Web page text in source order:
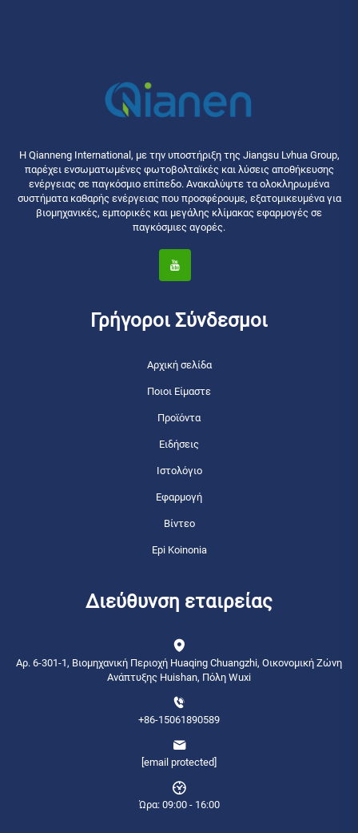
Η Qianneng International, με την υποστήριξη της Jiangsu Lvhua Group,
παρέχει ενσωματωμένες φωτοβολταϊκές και λύσεις αποθήκευσης
ενέργειας σε παγκόσμιο επίπεδο. Ανακαλύψτε τα ολοκληρωμένα
συστήματα καθαρής ενέργειας που προσφέρουμε, εξατομικευμένα για
βιομηχανικές, εμπορικές και μεγάλης κλίμακας εφαρμογές σε
παγκόσμιες αγορές.
Γρήγοροι Σύνδεσμοι
Αρχική σελίδα
Ποιοι Είμαστε
Προϊόντα
Ειδήσεις
Ιστολόγιο
Εφαρμογή
Βίντεο
Epi Koinonia
Διεύθυνση εταιρείας
Αρ. 6-301-1, Βιομηχανική Περιοχή Huaqing Chuangzhi, Οικονομική Ζώνη
Ανάπτυξης Huishan, Πόλη Wuxi
+86-15061890589
[email protected]
Ώρα: 09:00 - 16:00